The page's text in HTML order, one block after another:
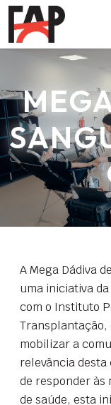
A Mega Dádiva
uma iniciativa
com o Instituto
Transplantação,
mobilizar a
relevância
de responder às
de saúde, esta